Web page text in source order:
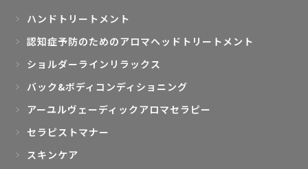
ハンドトリートメント
認知症予防のためのアロマヘッドトリートメント
ショルダーラインリラックス
バック&ボディコンディショニング
アーユルヴェーディックアロマセラピー
セラピストマナー
スキンケア